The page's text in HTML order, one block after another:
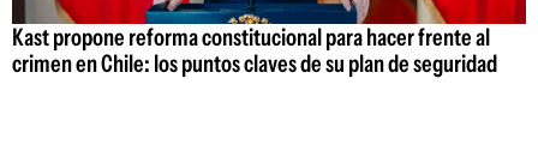
Kast propone reforma constitucional para hacer frente al
crimen en Chile: los puntos claves de su plan de seguridad